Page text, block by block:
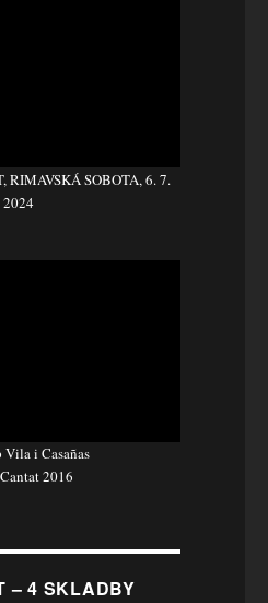
RIMAVSKÁ SOBOTA, 6. 7.
2024
Vila i Casañas
2016
– 4 SKLADBY